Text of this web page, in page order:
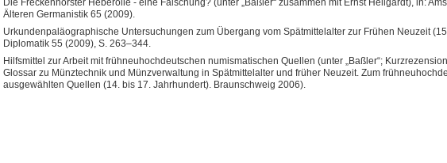
Die Freckenhorster Heberolle - eine Fälschung? (unter „Baßler“ zusammen mit Ernst Hellgardt), in:
Älteren Germanistik 65 (2009).
Urkundenpaläographische Untersuchungen zum Übergang vom Spätmittelalter zur Frühen Neuzeit
Diplomatik 55 (2009), S. 263–344.
Hilfsmittel zur Arbeit mit frühneuhochdeutschen numismatischen Quellen (unter „Baßler“;
Glossar zu Münztechnik und Münzverwaltung in Spätmittelalter und früher Neuzeit. Zum
ausgewählten Quellen (14. bis 17. Jahrhundert). Braunschweig 2006).